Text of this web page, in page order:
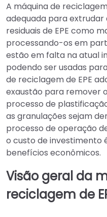
A máquina de
adequada para
residuais de EPE como
processando-os em
estão em falta na atual
podendo ser usadas
de reciclagem de EPE
exaustão para remover
processo de
as granulações sejam
processo de operação
o custo de investimento
benefícios econômicos.
Visão geral da
reciclagem de